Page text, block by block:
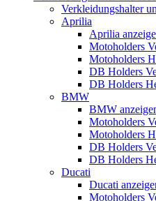
Verkleidungshalter
Aprilia
Aprilia
Motoholders
Motoholders
DB Holders
DB Holders
BMW
BMW
Motoholders
Motoholders
DB Holders
DB Holders
Ducati
Ducati
Motoholders